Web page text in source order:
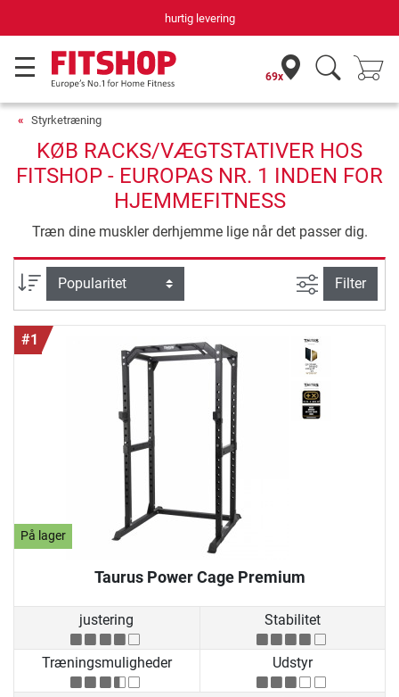
Din hjemmefitnessekspert gennem 42 år
69x
Styrketræning
KØB RACKS/VÆGTSTATIVER HOS
FITSHOP - EUROPAS NR. 1 INDEN FOR
HJEMMEFITNESS
Træn dine muskler derhjemme lige når det passer dig.
sortering Avanceret
Filter
#1
På lager
Taurus Power Cage Premium
justering Stabilitet
Træningsmuligheder Udstyr